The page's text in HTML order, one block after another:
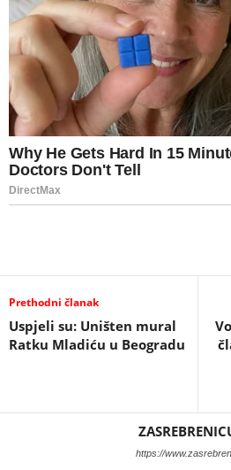
Prethodni članak
Uspjeli su: Uništen mural
Ratku Mladiću u Beogradu
https://